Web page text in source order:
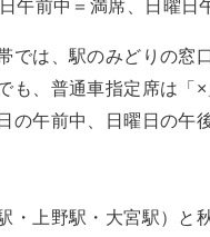
日午前中＝満席、日曜日
では、駅のみどりの窓
も、普通車指定席は「
の午前中、日曜日の午
・上野駅・大宮駅）と